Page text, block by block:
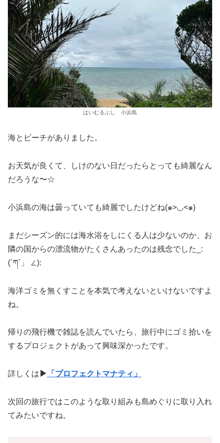
はいむるぶし 小浜島
海とビーチがありました。
お天気が良くて、しけのない日だったらとっても綺麗なん
だろうな〜☆
小浜島の海は曇っていても綺麗でしたけどね(๑>◡<๑)
まだシーズン的には海水浴をしにくる人は少ないのか、お
隣の国からの漂流物がたくさんあったのは残念でした_:
(´ཀ`」 ∠):
海洋ゴミを無くすことを本気で考えないといけないですよ
ね。
帰りの飛行機で雑誌を読んでいたら、旅行中にゴミ拾いを
するプロジェクトがあって興味深かったです。
詳しくは ▶︎ 「プロフェクトマナティ」
次回の旅行ではこのような取り組みも島めぐりに取り入れ
てみたいですね。